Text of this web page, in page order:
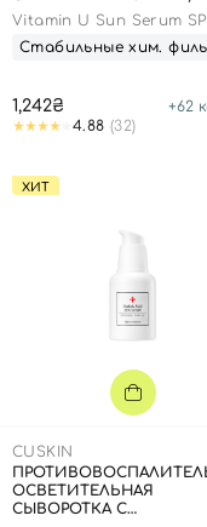
Vitamin U Sun Serum
Стабильные хим.
1,242₴ +62
4.88 (32)
ХИТ
CUSKIN
ОСВЕТИТЕЛЬНАЯ
СЫВОРОТКА С
Номер телефона
Отправляя форму